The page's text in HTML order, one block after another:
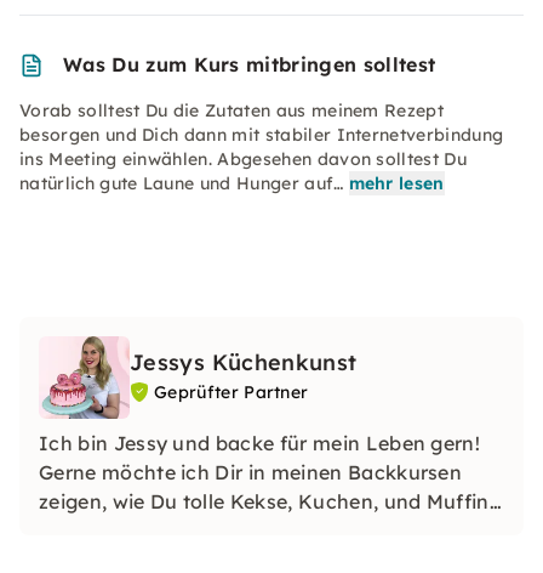
Was Du zum Kurs mitbringen solltest
Vorab solltest Du die Zutaten aus meinem Rezept
besorgen und Dich dann mit stabiler Internetverbindung
ins Meeting einwählen. Abgesehen davon solltest Du
natürlich gute Laune und Hunger auf… mehr lesen
Jessys Küchenkunst
Geprüfter Partner
Ich bin Jessy und backe für mein Leben gern!
Gerne möchte ich Dir in meinen Backkursen
zeigen, wie Du tolle Kekse, Kuchen, und Muffins